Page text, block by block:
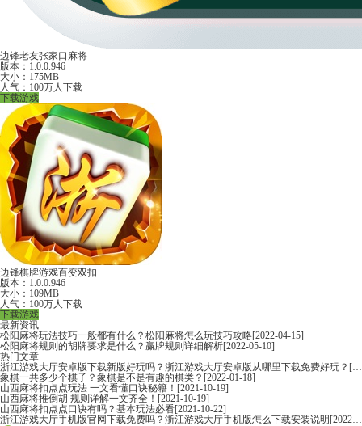
边锋老友张家口麻将
版本：1.0.0.946
大小：175MB
人气：100万人下载
下载游戏
边锋棋牌游戏百变双扣
版本：1.0.0.946
大小：109MB
人气：100万人下载
下载游戏
最新资讯
松阳麻将玩法技巧一般都有什么？松阳麻将怎么玩技巧攻略[2022-04-15]
松阳麻将规则的胡牌要求是什么？赢牌规则详细解析[2022-05-10]
热门文章
浙江游戏大厅安卓版下载新版好玩吗？浙江游戏大厅安卓版从哪里下载免费好玩？ [2022-06-16]
象棋一共多少个棋子？象棋是不是有趣的棋类？ [2022-01-18]
山西麻将扣点点玩法 一文看懂口诀秘籍！ [2021-10-19]
山西麻将推倒胡 规则详解一文齐全！ [2021-10-19]
山西麻将扣点点口诀有吗？基本玩法必看[2021-10-22]
浙江游戏大厅手机版官网下载免费吗？浙江游戏大厅手机版怎么下载安装说明 [2022-06-16]